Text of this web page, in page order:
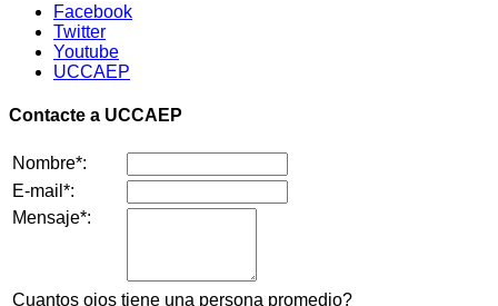
Facebook
Twitter
Youtube
UCCAEP
Contacte a UCCAEP
Nombre*:
E-mail*:
Mensaje*:
Cuantos ojos tiene una persona promedio?